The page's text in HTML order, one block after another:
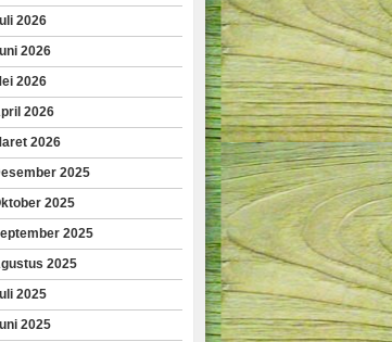
2026
2026
2026
2026
2026
2025
2025
2025
2025
2025
2025